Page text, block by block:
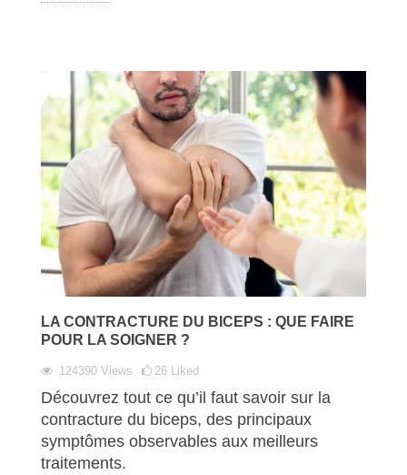
LA CONTRACTURE DU BICEPS : QUE FAIRE
POUR LA SOIGNER ?
124390 Views 26 Liked
Découvrez tout ce qu’il faut savoir sur la
contracture du biceps, des principaux
symptômes observables aux meilleurs
traitements.